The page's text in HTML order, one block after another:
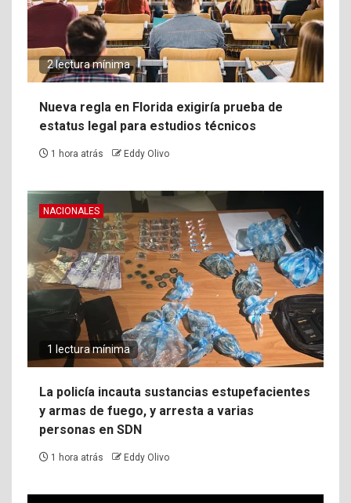
2 lectura mínima
Nueva regla en Florida exigiría prueba de
estatus legal para estudios técnicos
1 hora atrás Eddy Olivo
NACIONALES
1 lectura mínima
La policía incauta sustancias estupefacientes
y armas de fuego, y arresta a varias
personas en SDN
1 hora atrás Eddy Olivo